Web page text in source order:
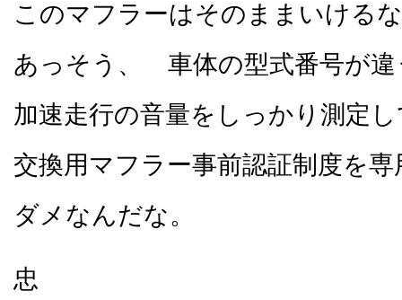
このマフラーはそのままいける
あっそう、 車体の型式番号が違
加速走行の音量をしっかり測定
交換用マフラー事前認証制度を
ダメなんだな。
忠